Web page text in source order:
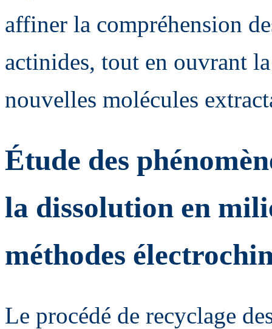
affiner la compréhension
actinides, tout en ouvrant
nouvelles molécules
Étude des
la dissolution en
méthodes
Le procédé de recyclage